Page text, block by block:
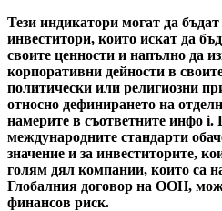
Тези индикатори могат да
инвеститори, които искат да
своите ценности и напълно да
корпоративни дейности в
политически или религиозни
относно дефинирането на
намерите в съответните инфо i.
международните стандарти
значение и за инвеститорите,
голям дял компании, които са
Глобалния договор на ООН,
финансов риск.